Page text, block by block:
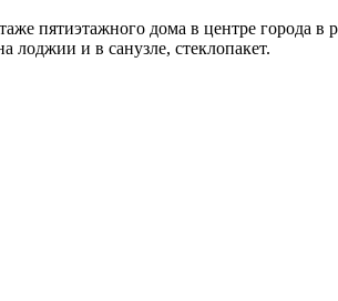
пятиэтажного дома в центре города в
лоджии и в санузле, стеклопакет.